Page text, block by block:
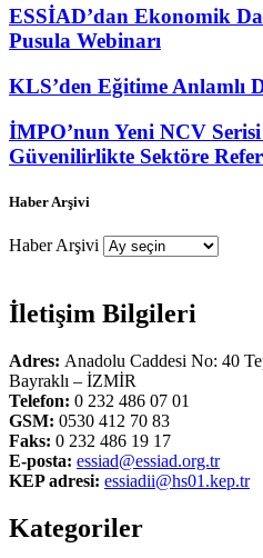
ESSİAD’dan Ekonomik
Pusula Webinarı
KLS’den Eğitime Anlamlı
İMPO’nun Yeni NCV
Güvenilirlikte Sektöre
Haber Arşivi
Haber Arşivi
İletişim Bilgileri
Adres: Anadolu Caddesi No: 40
Bayraklı – İZMİR
Telefon: 0 232 486 07 01
GSM: 0530 412 70 83
Faks: 0 232 486 19 17
E-posta: essiad@essiad.org.tr
KEP adresi: essiadii@hs01.kep.tr
Kategoriler